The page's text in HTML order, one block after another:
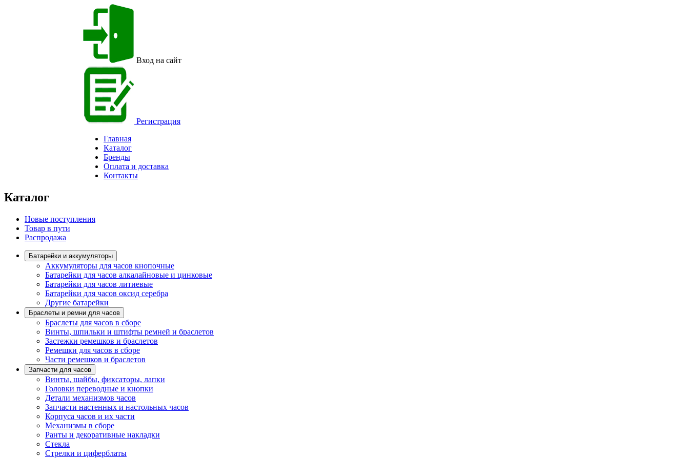
Вход на сайт
Регистрация
Главная
Каталог
Бренды
Оплата и доставка
Контакты
Каталог
Новые поступления
Товар в пути
Распродажа
Батарейки и аккумуляторы
Аккумуляторы для часов кнопочные
Батарейки для часов алкалайновые и цинковые
Батарейки для часов литиевые
Батарейки для часов оксид серебра
Другие батарейки
Браслеты и ремни для часов
Браслеты для часов в сборе
Винты, шпильки и штифты ремней и браслетов
Застежки ремешков и браслетов
Ремешки для часов в сборе
Части ремешков и браслетов
Запчасти для часов
Винты, шайбы, фиксаторы, лапки
Головки переводные и кнопки
Детали механизмов часов
Запчасти настенных и настольных часов
Корпуса часов и их части
Механизмы в сборе
Ранты и декоративные накладки
Стекла
Стрелки и циферблаты